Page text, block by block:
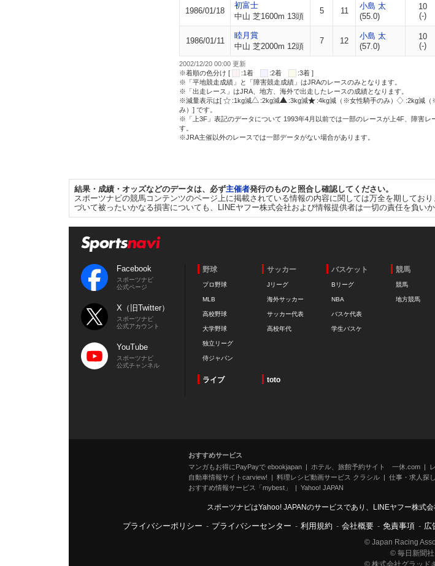
1986/01/18
初富士
中山 芝1600m 13頭
5 11
小島 太
(55.0)
10
(-)
1986/01/11
睦月賞
中山 芝2000m 12頭
7 12
小島 太
(57.0)
10
(-)
2002/12/20 00:00 更新
※着順の色分け [
:1着 :2着
:3着 ]
※「平地競走成績」と「障害競走成績」はJRAのレースのみとなります。
※「出走レース」はJRA、地方、海外で出走したレースの成績となります。
※減量表示は[
:1kg減 :2kg減 :3kg減 :4kg減（※女性騎手のみ）
:2kg減（
み）] です。
※「上3F」表記のデータについて 1993年4月以前では一部のレースが上4F、障害レ
す。
※JRA主催以外のレースでは一部データがない場合があります。
結果・成績・オッズなどのデータは、必ず主催者発行のものと照合し確認してください。
スポーツナビの競馬コンテンツのページ上に掲載されている情報の内容に関しては万全を期してお
づいて被ったいかなる損害についても、LINEヤフー株式会社および情報提供者は一切の責任を負いか
Facebook
スポーツナビ
公式ページ
X（旧Twitter）
スポーツナビ
公式アカウント
YouTube
スポーツナビ
公式チャンネル
野球
プロ野球
MLB
高校野球
大学野球
独立リーグ
侍ジャパン
サッカー
Jリーグ
海外サッカー
サッカー代表
高校年代
バスケット
Bリーグ
NBA
バスケ代表
学生バスケ
競馬
競馬
地方競馬
ライブ toto
おすすめサービス
マンガもお得にPayPayで ebookjapan
ホテル、旅館予約サイト 一休.com
自動車情報サイトcarview!
料理レシピ動画サービス クラシル 仕事・求人探
おすすめ情報サービス「mybest」
Yahoo! JAPAN
スポーツナビはYahoo! JAPANのサービスであり、LINEヤフー株式
プライバシーポリシー - プライバシーセンター - 利用規約 - 会社概要 - 免責事項 - 広
© Japan Racing
© 毎日新聞社
© 株式会社グラッド